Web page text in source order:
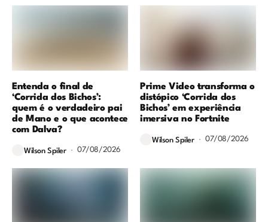
Entenda o final de
‘Corrida dos Bichos’:
quem é o verdadeiro pai
de Mano e o que acontece
com Dalva?
Wilson Spiler 07/08/2026
Prime Video transforma o
distópico ‘Corrida dos
Bichos’ em experiência
imersiva no Fortnite
Wilson Spiler 07/08/2026